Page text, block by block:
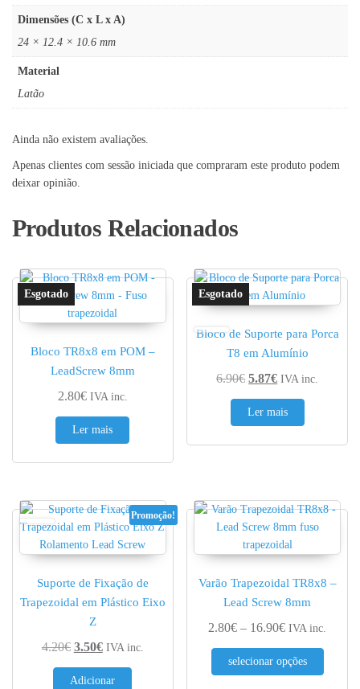
Dimensões (C x L x A)
24 × 12.4 × 10.6 mm
Material
Latão
Ainda não existem avaliações.
Apenas clientes com sessão iniciada que compraram este produto podem
deixar opinião.
Produtos Relacionados
Bloco TR8x8 em POM –
LeadScrew 8mm
2.80€ IVA inc.
Ler mais
Bloco de Suporte para Porca
T8 em Alumínio
6.90€ O preço original era:
5.87€O preço atual
IVA inc.
Ler mais
Promoção!
Suporte de Fixação de
Trapezoidal em Plástico Eixo
Z
4.20€ O preço original era: 4.20€.
3.50€O preço atual é: 3.50€.
IVA inc.
Adicionar
Varão Trapezoidal TR8x8 –
Lead Screw 8mm
2.80€ – 16.90€Price range:
IVA inc.
selecionar opções
This